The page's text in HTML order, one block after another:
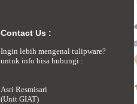
Contact Us :
Ingin lebih mengenal tulipware?
untuk info bisa hubungi :
Asri Resmisari
(Unit GIAT)